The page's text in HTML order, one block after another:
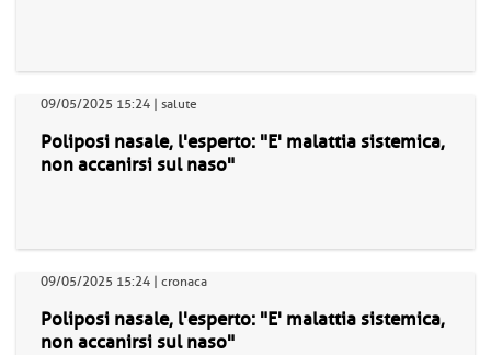
09/05/2025 15:24 | salute
Poliposi nasale, l'esperto: "E' malattia sistemica,
non accanirsi sul naso"
09/05/2025 15:24 | cronaca
Poliposi nasale, l'esperto: "E' malattia sistemica,
non accanirsi sul naso"